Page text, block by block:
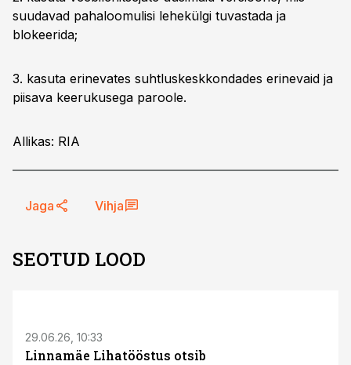
suudavad pahaloomulisi lehekülgi tuvastada ja
blokeerida;
3. kasuta erinevates suhtluskeskkondades erinevaid ja
piisava keerukusega paroole.
Allikas: RIA
Jaga Vihja
SEOTUD LOOD
29.06.26, 10:33
Linnamäe Lihatööstus otsib